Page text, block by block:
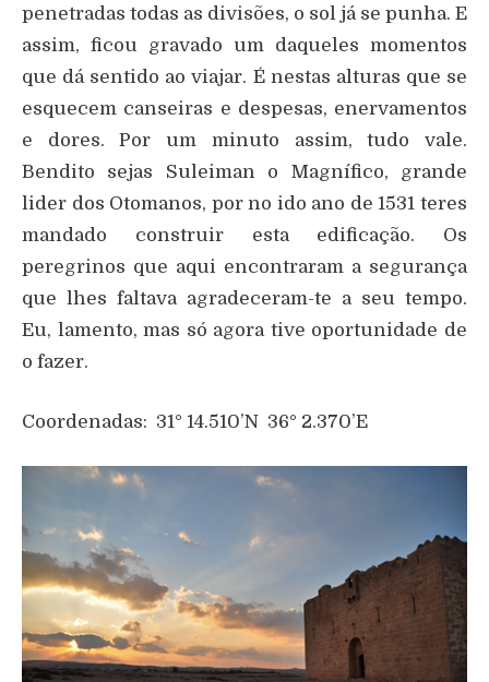
penetradas todas as divisões, o sol já se punha. E
assim, ficou gravado um daqueles momentos
que dá sentido ao viajar. É nestas alturas que se
esquecem canseiras e despesas, enervamentos
e dores. Por um minuto assim, tudo vale.
Bendito sejas Suleiman o Magnífico, grande
lider dos Otomanos, por no ido ano de 1531 teres
mandado construir esta edificação. Os
peregrinos que aqui encontraram a segurança
que lhes faltava agradeceram-te a seu tempo.
Eu, lamento, mas só agora tive oportunidade de
o fazer.
Coordenadas: 31° 14.510’N 36° 2.370’E